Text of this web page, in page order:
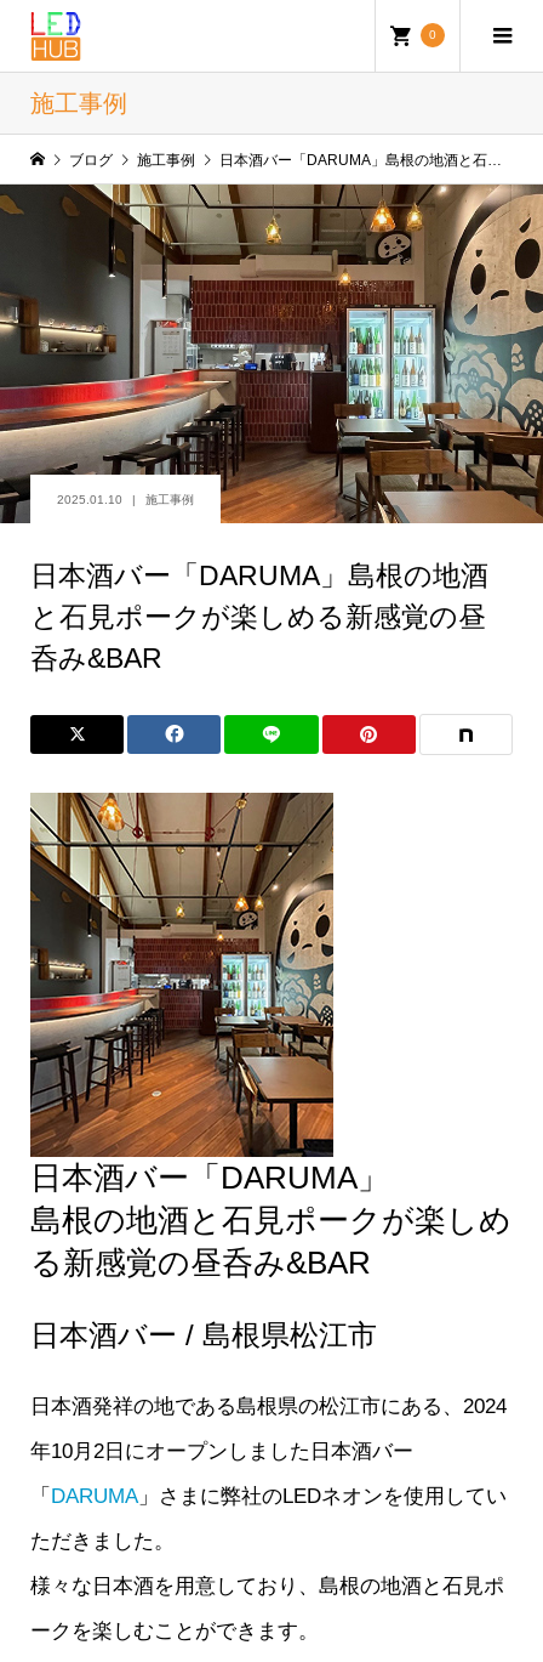
0
施工事例
ブログ 施工事例 日本酒バー「DARUMA」島根の地酒と石見ポークが楽しめる新感覚の昼呑み&BAR
2025.01.10 施工事例
日本酒バー「DARUMA」島根の地酒
と石見ポークが楽しめる新感覚の昼
呑み&BAR
日本酒バー「DARUMA」
島根の地酒と石見ポークが楽しめ
る新感覚の昼呑み&BAR
日本酒バー / 島根県松江市
日本酒発祥の地である島根県の松江市にある、2024
年10月2日にオープンしました日本酒バー
「 DARUMA」さまに弊社のLEDネオンを使用してい
ただきました。
様々な日本酒を用意しており、島根の地酒と石見ポ
ークを楽しむことができます。